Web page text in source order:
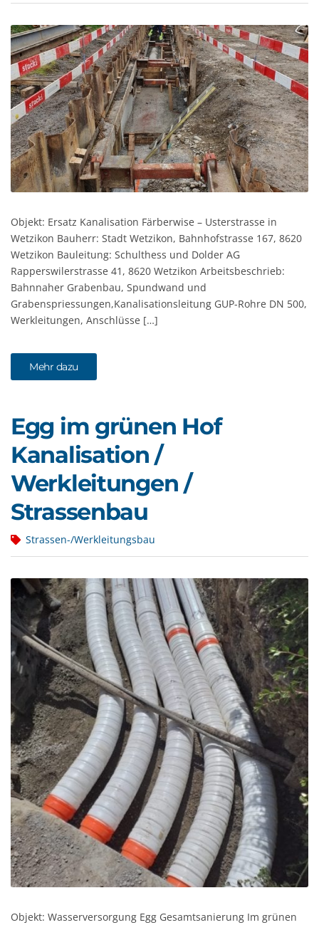
Objekt: Ersatz Kanalisation Färberwise – Usterstrasse in
Wetzikon Bauherr: Stadt Wetzikon, Bahnhofstrasse 167, 8620
Wetzikon Bauleitung: Schulthess und Dolder AG
Rapperswilerstrasse 41, 8620 Wetzikon Arbeitsbeschrieb:
Bahnnaher Grabenbau, Spundwand und
Grabenspriessungen,Kanalisationsleitung GUP-Rohre DN 500,
Werkleitungen, Anschlüsse […]
Mehr dazu
Egg im grünen Hof
Kanalisation /
Werkleitungen /
Strassenbau
Strassen-/Werkleitungsbau
Objekt: Wasserversorgung Egg Gesamtsanierung Im grünen